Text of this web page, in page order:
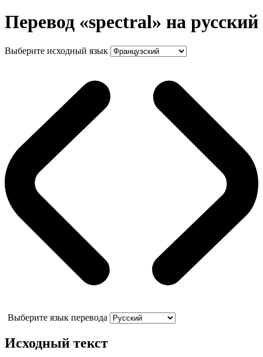
Перевод «spectral» на русский
Выберите исходный язык
Выберите язык перевода
Исходный текст